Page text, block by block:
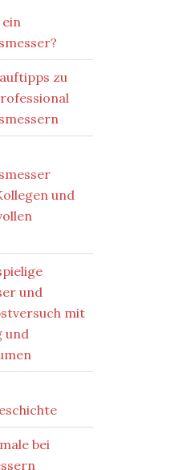
zu
und
und
mit
und
bei